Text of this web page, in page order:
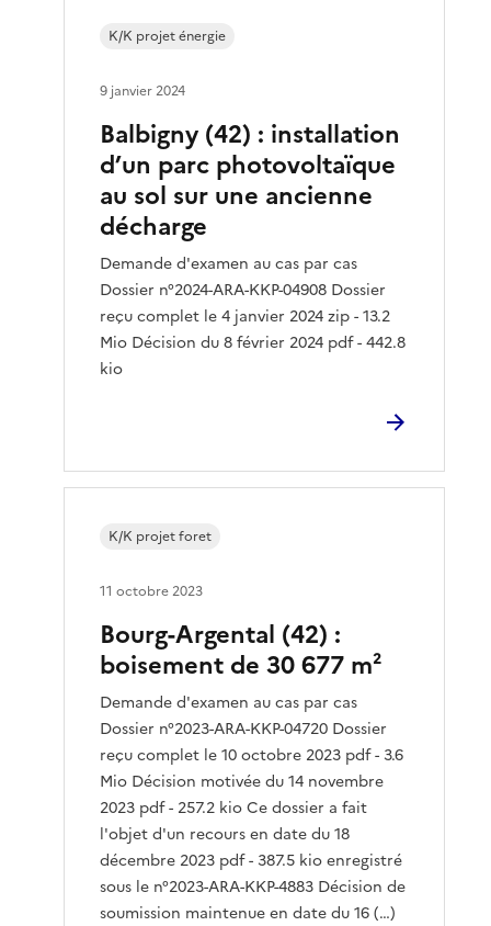
Balbigny (42) : installation
d’un parc photovoltaïque
au sol sur une ancienne
décharge
Demande d'examen au cas par cas
Dossier n°2024-ARA-KKP-04908 Dossier
reçu complet le 4 janvier 2024 zip - 13.2
Mio Décision du 8 février 2024 pdf - 442.8
kio
K/K projet énergie
9 janvier 2024
Bourg-Argental (42) :
boisement de 30 677 m²
Demande d'examen au cas par cas
Dossier n°2023-ARA-KKP-04720 Dossier
reçu complet le 10 octobre 2023 pdf - 3.6
Mio Décision motivée du 14 novembre
2023 pdf - 257.2 kio Ce dossier a fait
l'objet d'un recours en date du 18
décembre 2023 pdf - 387.5 kio enregistré
sous le n°2023-ARA-KKP-4883 Décision de
soumission maintenue en date du 16 (…)
K/K projet foret
11 octobre 2023